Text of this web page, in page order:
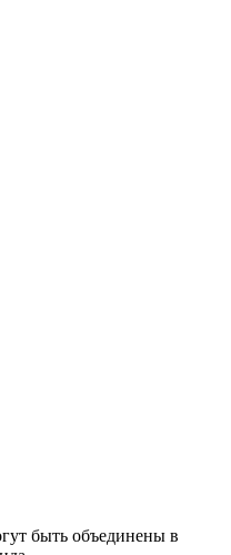
быть объединены в